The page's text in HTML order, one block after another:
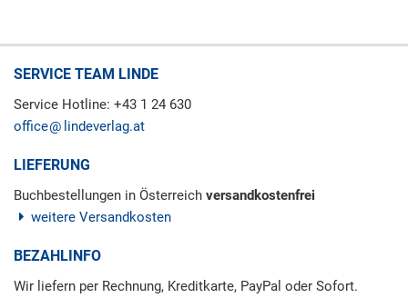
SERVICE TEAM LINDE
Service Hotline: +43 1 24 630
office
lindeverlag.at
LIEFERUNG
Buchbestellungen in Österreich versandkostenfrei
weitere Versandkosten
BEZAHLINFO
Wir liefern per Rechnung, Kreditkarte, PayPal oder Sofort.